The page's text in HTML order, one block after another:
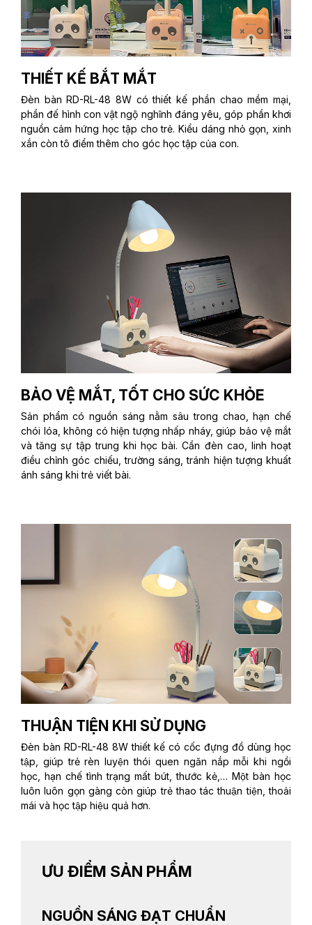
THIẾT KẾ BẮT MẮT
Đèn bàn RD-RL-48 8W có thiết kế phần chao mềm mại,
phần đế hình con vật ngộ nghĩnh đáng yêu, góp phần khơi
nguồn cảm hứng học tập cho trẻ. Kiểu dáng nhỏ gọn, xinh
xắn còn tô điểm thêm cho góc học tập của con.
BẢO VỆ MẮT, TỐT CHO SỨC KHỎE
Sản phẩm có nguồn sáng nằm sâu trong chao, hạn chế
chói lóa, không có hiện tượng nhấp nháy, giúp bảo vệ mắt
và tăng sự tập trung khi học bài. Cần đèn cao, linh hoạt
điều chỉnh góc chiếu, trường sáng, tránh hiện tượng khuất
ánh sáng khi trẻ viết bài.
THUẬN TIỆN KHI SỬ DỤNG
Đèn bàn RD-RL-48 8W thiết kế có cốc đựng đồ dùng học
tập, giúp trẻ rèn luyện thói quen ngăn nắp mỗi khi ngồi
học, hạn chế tình trạng mất bút, thước kẻ,… Một bàn học
luôn luôn gọn gàng còn giúp trẻ thao tác thuận tiện, thoải
mái và học tập hiệu quả hơn.
ƯU ĐIỂM SẢN PHẨM
NGUỒN SÁNG ĐẠT CHUẨN